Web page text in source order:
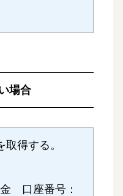
場合
得する。
口座番号：